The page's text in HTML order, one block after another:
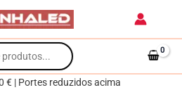
€ | Portes reduzidos acima